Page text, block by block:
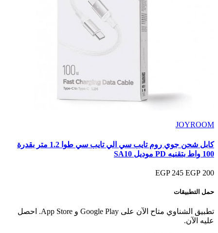
JOYROOM
كابل شحن جوي روم تايب سي الي تايب سي طوا 1.2 متر بقدرة
100 واط بتقنيه PD موديل SA10
200 EGP
245 EGP
حمل التطبيقات
تطبيق الشناوي متاح الآن على Google Play و App Store. احصل
عليه الآن.